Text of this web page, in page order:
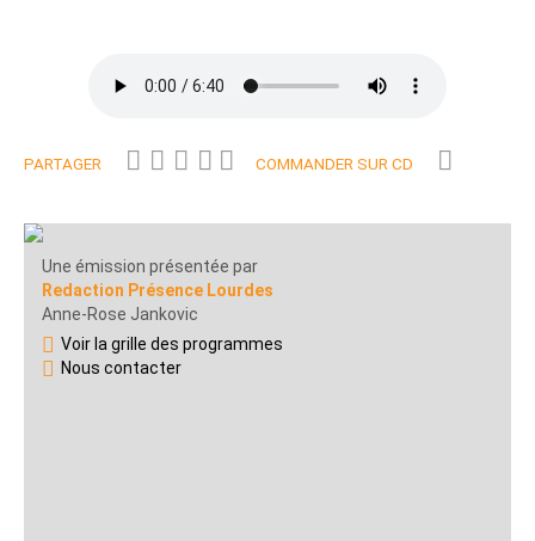
PARTAGER COMMANDER SUR CD
Une émission présentée par
Redaction Présence Lourdes
Anne-Rose Jankovic
Voir la grille des programmes
Nous contacter